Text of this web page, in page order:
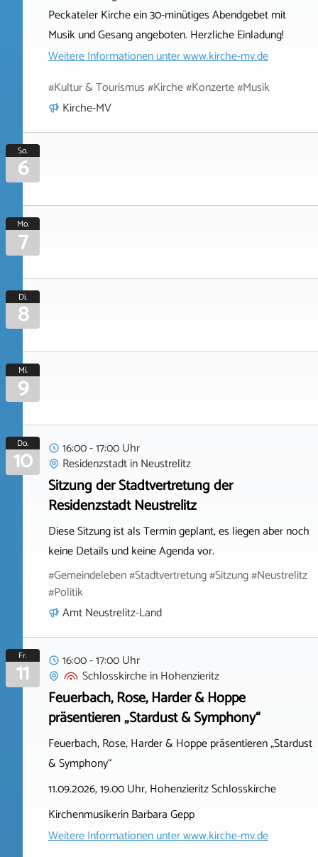
Peckateler Kirche ein 30-minütiges Abendgebet mit
Musik und Gesang angeboten. Herzliche Einladung!
Weitere Informationen unterwww.kirche-mv.de
#Kultur & Tourismus #Kirche #Konzerte #Musik
Kirche-MV
So.
6
Mo.
7
Di.
8
Mi.
9
Do.
10
16:00 - 17:00 Uhr
ResidenzstadtinNeustrelitz
Sitzung der Stadtvertretung der
Residenzstadt Neustrelitz
Diese Sitzung ist als Termin geplant, es liegen aber noch
keine Details und keine Agenda vor.
#Gemeindeleben #Stadtvertretung #Sitzung #Neustrelitz
#Politik
Amt Neustrelitz-Land
Fr.
11
16:00 - 17:00 Uhr
SchlosskircheinHohenzieritz
Feuerbach, Rose, Harder & Hoppe
präsentieren „Stardust & Symphony“
Feuerbach, Rose, Harder & Hoppe präsentieren „Stardust
& Symphony“
11.09.2026, 19.00 Uhr, Hohenzieritz Schlosskirche
Kirchenmusikerin Barbara Gepp
Weitere Informationen unterwww.kirche-mv.de